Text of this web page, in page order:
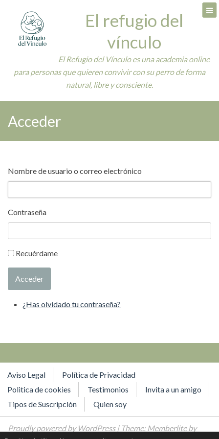
content
El refugio del
vínculo
El Refugio del Vínculo es una academia online
para personas que quieren convivir con su perro de forma
natural, libre y consciente.
Acceder
Nombre de usuario o correo electrónico
Contraseña
Recuérdame
Acceder
¿Has olvidado tu contraseña?
Aviso Legal
Política de Privacidad
Politica de cookies
Testimonios
Invita a un amigo
Tipos de Suscripción
Quien soy
Proudly powered by WordPress| Theme: Memberlite by